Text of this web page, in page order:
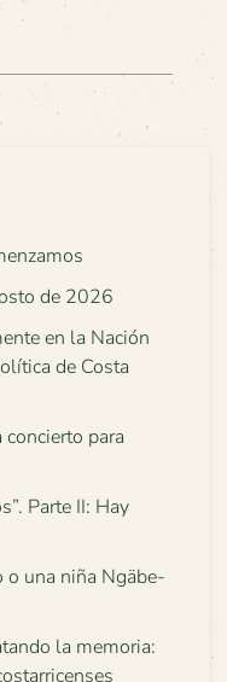
de 2026
en la Nación
de Costa
concierto para
Parte II: Hay
o una niña Ngäbe-
la memoria: